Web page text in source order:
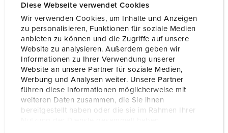
Diese Webseite verwendet Cookies
Wir verwenden Cookies, um Inhalte und Anzeigen
zu personalisieren, Funktionen für soziale Medien
anbieten zu können und die Zugriffe auf unsere
Website zu analysieren. Außerdem geben wir
Informationen zu Ihrer Verwendung unserer
Website an unsere Partner für soziale Medien,
Werbung und Analysen weiter. Unsere Partner
führen diese Informationen möglicherweise mit
weiteren Daten zusammen, die Sie ihnen
bereitgestellt haben oder die sie im Rahmen Ihrer